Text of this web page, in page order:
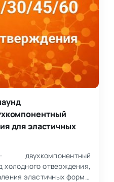
для эластичных
холодного отверждения,
эластичных форм и